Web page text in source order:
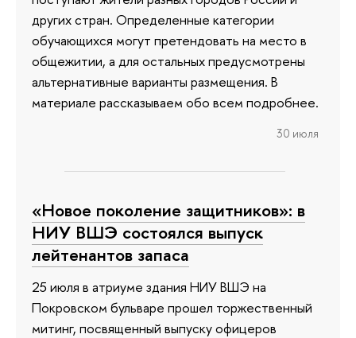
других стран. Определенные категории
обучающихся могут претендовать на место в
общежитии, а для остальных предусмотрены
альтернативные варианты размещения. В
материале рассказываем обо всем подробнее.
30 июля
«Новое поколение защитников»: в
НИУ ВШЭ состоялся выпуск
лейтенантов запаса
25 июля в атриуме здания НИУ ВШЭ на
Покровском бульваре прошел торжественный
митинг, посвященный выпуску офицеров